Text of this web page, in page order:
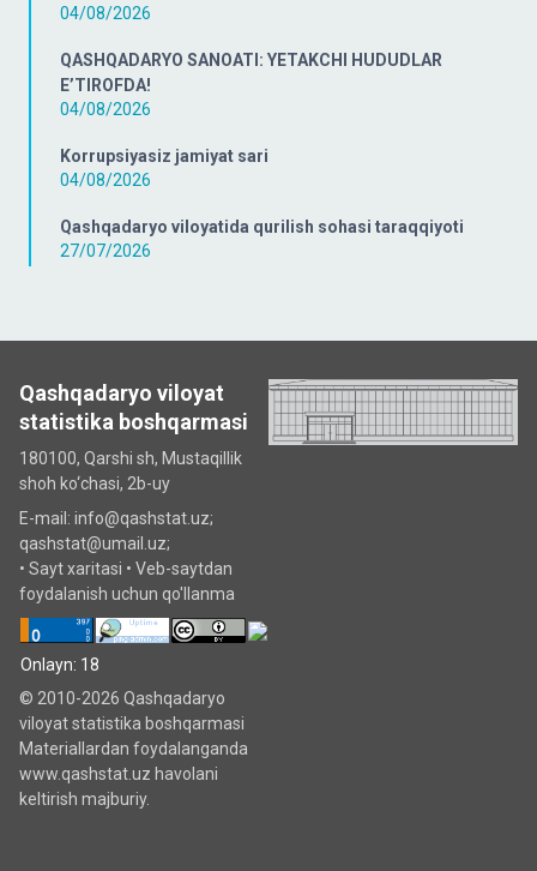
04/08/2026
QASHQADARYO SANOATI: YETAKCHI HUDUDLAR
E’TIROFDA!
04/08/2026
Korrupsiyasiz jamiyat sari
04/08/2026
Qashqadaryo viloyatida qurilish sohasi taraqqiyoti
27/07/2026
Qashqadaryo viloyat
statistika boshqarmasi
180100, Qarshi sh, Mustаqillik
shoh ko‘chаsi, 2b-uy
E-mail: info@qashstat.uz;
qashstat@umail.uz;
• Sayt xaritasi • Veb-saytdan
foydalanish uchun qo'llanma
Onlayn: 18
© 2010-2026 Qashqadaryo
viloyat statistika boshqarmasi
Materiallardan foydalanganda
www.qashstat.uz havolani
keltirish majburiy.